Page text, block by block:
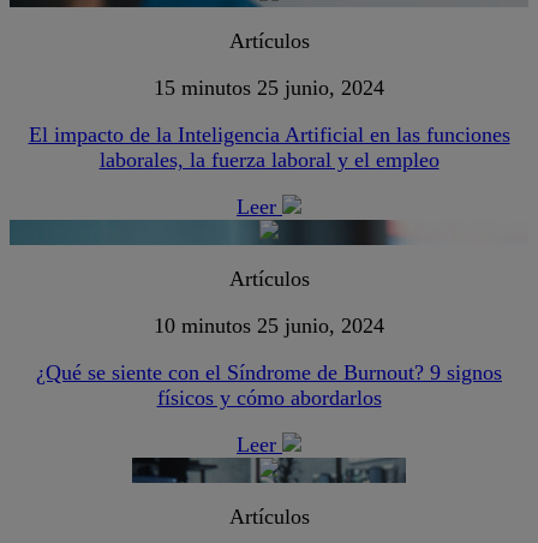
Artículos
15 minutos 25 junio, 2024
El impacto de la Inteligencia Artificial en las funciones
laborales, la fuerza laboral y el empleo
Leer
Artículos
10 minutos 25 junio, 2024
¿Qué se siente con el Síndrome de Burnout? 9 signos
físicos y cómo abordarlos
Leer
Artículos